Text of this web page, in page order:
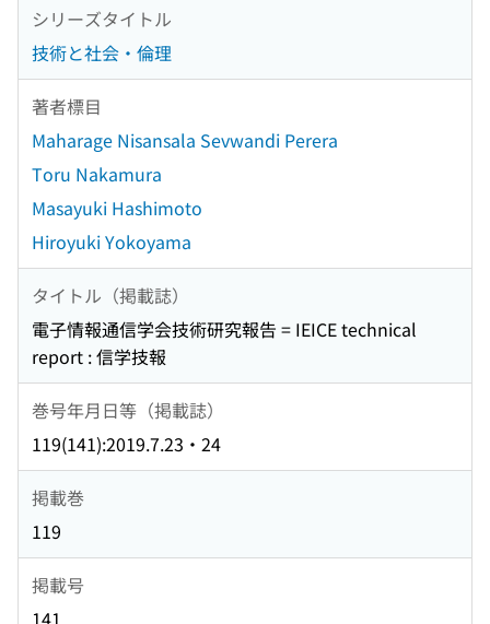
シリーズタイトル
技術と社会・倫理
著者標目
Maharage Nisansala Sevwandi Perera
Toru Nakamura
Masayuki Hashimoto
Hiroyuki Yokoyama
タイトル（掲載誌）
電子情報通信学会技術研究報告 = IEICE technical
report : 信学技報
巻号年月日等（掲載誌）
119(141):2019.7.23・24
掲載巻
119
掲載号
141